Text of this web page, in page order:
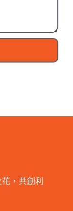
，共創利